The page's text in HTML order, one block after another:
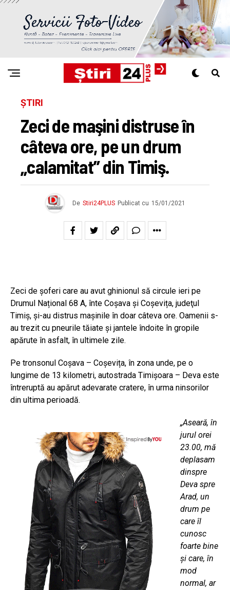
ȘTIRI
Zeci de maşini distruse în
câteva ore, pe un drum
„calamitat” din Timiş.
De Stiri24PLUS Publicat cu 15/01/2021
Zeci de şoferi care au avut ghinionul să circule ieri pe
Drumul Național 68 A, înte Coșava și Coșevița, judeţul
Timiş, şi-au distrus maşinile în doar câteva ore. Oamenii s-
au trezit cu pneurile tăiate şi jantele îndoite în gropile
apărute în asfalt, în ultimele zile.
Pe tronsonul Coșava – Coșevița, în zona unde, pe o
lungime de 13 kilometri, autostrada Timișoara – Deva este
întreruptă au apărut adevarate cratere, în urma ninsorilor
din ultima perioadă.
„Aseară, în
jurul orei
23.00, mă
deplasam
dinspre
Deva spre
Arad, un
drum pe
care îl
cunosc
foarte bine
şi care, în
mod
normal, ar